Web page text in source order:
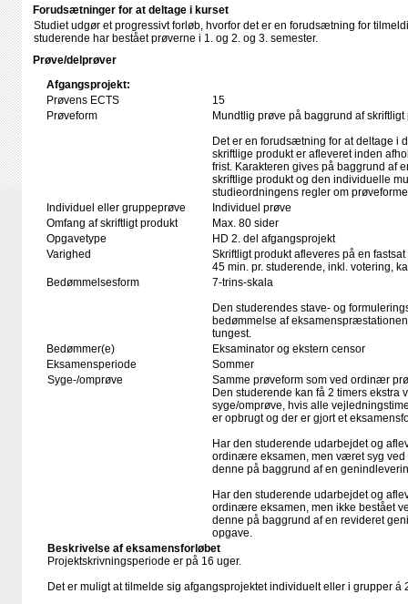
Forudsætninger for at deltage i kurset
Studiet udgør et progressivt forløb, hvorfor det er en forudsætning for
studerende har bestået prøverne i 1. og 2. og 3. semester.
Prøve/delprøver
Afgangsprojekt:
Prøvens ECTS
15
Prøveform
Mundtlig prøve på baggrund af skriftligt
Det er en forudsætning for at deltage i
skriftlige produkt er afleveret inden
frist. Karakteren gives på baggrund af
skriftlige produkt og den individuelle
studieordningens regler om
Individuel eller gruppeprøve
Individuel prøve
Omfang af skriftligt produkt
Max. 80 sider
Opgavetype
HD 2. del afgangsprojekt
Varighed
Skriftligt produkt afleveres på en
45 min. pr. studerende, inkl. votering,
Bedømmelsesform
7-trins-skala
Den studerendes stave- og
bedømmelse af
tungest.
Bedømmer(e)
Eksaminator og ekstern censor
Eksamensperiode
Sommer
Syge-/omprøve
Samme prøveform som ved ordinær
Den studerende kan få 2 timers ekstra
syge/omprøve, hvis alle
er opbrugt og der er gjort et
Har den studerende udarbejdet og
ordinære eksamen, men været syg ved
denne på baggrund af en
Har den studerende udarbejdet og
ordinære eksamen, men ikke bestået
denne på baggrund af en revideret
opgave.
Beskrivelse af eksamensforløbet
Projektskrivningsperiode er på 16 uger.
Det er muligt at tilmelde sig afgangsprojektet individuelt eller i grupper á